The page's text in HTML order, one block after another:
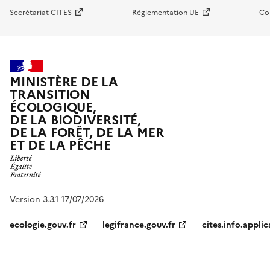
Secrétariat CITES Réglementation UE
MINISTÈRE DE LA
TRANSITION
ÉCOLOGIQUE,
DE LA BIODIVERSITÉ,
DE LA FORÊT, DE LA MER
ET DE LA PÊCHE
Version 3.3.1 17/07/2026
ecologie.gouv.fr
legifrance.gouv.fr